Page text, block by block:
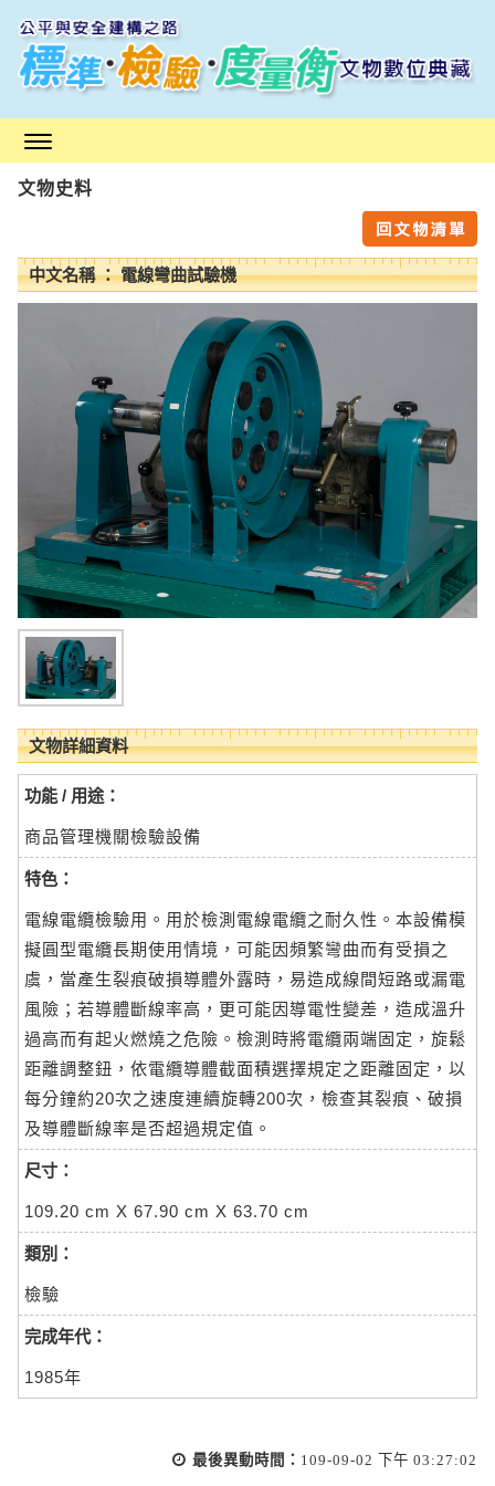
內
文物史料
中文名稱 ： 電線彎曲試驗機
文物詳細資料
功能 / 用途：
商品管理機關檢驗設備
特色：
電線電纜檢驗用。用於檢測電線電纜之耐久性。本設備模
擬圓型電纜長期使用情境，可能因頻繁彎曲而有受損之
虞，當產生裂痕破損導體外露時，易造成線間短路或漏電
風險；若導體斷線率高，更可能因導電性變差，造成溫升
過高而有起火燃燒之危險。檢測時將電纜兩端固定，旋鬆
距離調整鈕，依電纜導體截面積選擇規定之距離固定，以
每分鐘約20次之速度連續旋轉200次，檢查其裂痕、破損
及導體斷線率是否超過規定值。
尺寸：
109.20 cm X 67.90 cm X 63.70 cm
類別：
檢驗
完成年代：
1985年
最後異動時間： 109-09-02 下午 03:27:02